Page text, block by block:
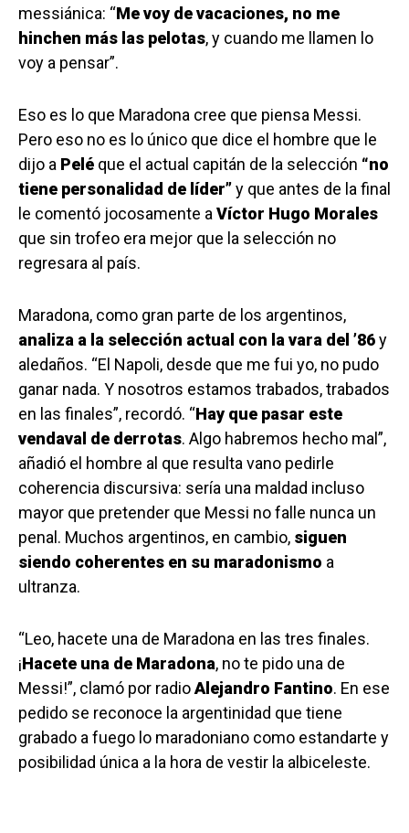
messiánica: “Me voy de vacaciones, no me
hinchen más las pelotas, y cuando me llamen lo
voy a pensar”.
Eso es lo que Maradona cree que piensa Messi.
Pero eso no es lo único que dice el hombre que le
dijo a Pelé que el actual capitán de la selección “no
tiene personalidad de líder”y que antes de la final
le comentó jocosamente a Víctor Hugo Morales
que sin trofeo era mejor que la selección no
regresara al país.
Maradona, como gran parte de los argentinos,
analiza a la selección actual con la vara del ’86y
aledaños. “El Napoli, desde que me fui yo, no pudo
ganar nada. Y nosotros estamos trabados, trabados
en las finales”, recordó. “Hay que pasar este
vendaval de derrotas. Algo habremos hecho mal”,
añadió el hombre al que resulta vano pedirle
coherencia discursiva: sería una maldad incluso
mayor que pretender que Messi no falle nunca un
penal. Muchos argentinos, en cambio, siguen
siendo coherentes en su maradonismo a
ultranza.
“Leo, hacete una de Maradona en las tres finales.
¡Hacete una de Maradona, no te pido una de
Messi!”, clamó por radioAlejandro Fantino. En ese
pedido se reconoce la argentinidad que tiene
grabado a fuego lo maradoniano como estandarte y
posibilidad única a la hora de vestir la albiceleste.